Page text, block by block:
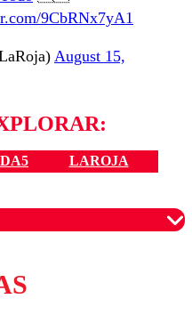
9CbRNx7yA1
August 15,
LAROJA
para garantizar un